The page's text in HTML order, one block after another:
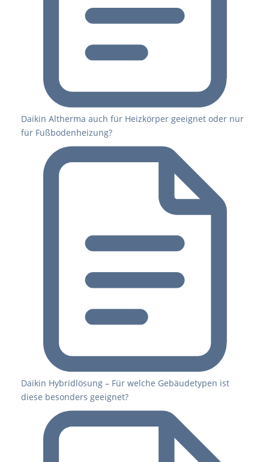
Daikin Altherma auch für Heizkörper geeignet oder nur
für Fußbodenheizung?
Daikin Hybridlösung – Für welche Gebäudetypen ist
diese besonders geeignet?